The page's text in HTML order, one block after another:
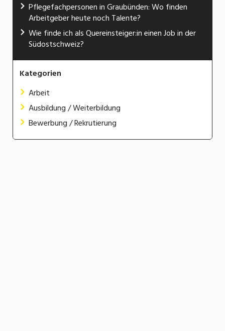
Pflegefachpersonen in Graubünden: Wo finden
Arbeitgeber heute noch Talente?
Wie finde ich als Quereinsteiger:in einen Job in der
Südostschweiz?
Kategorien
Arbeit
Ausbildung / Weiterbildung
Bewerbung / Rekrutierung